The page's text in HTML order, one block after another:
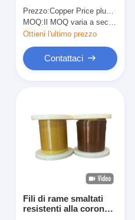
smaltati HEVW-240C
in trasformatore per
colore naturale
Prezzo:Copper Price plus Processing Fee plus Freight
MOQ: Il MOQ varia a seconda della dimensione della specifica
Ottieni l'ultimo prezzo
Contattaci
Fili di rame smaltati
resistenti alla corona a